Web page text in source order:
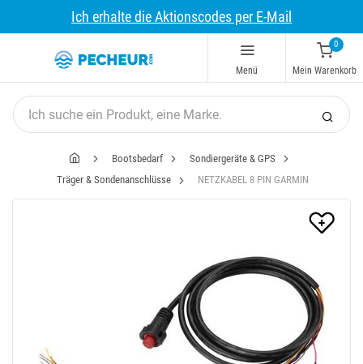
Ich erhalte die Aktionscodes per E-Mail
Menü
0
Mein Warenkorb
Bootsbedarf
Sondiergeräte & GPS
Träger & Sondenanschlüsse
NETZKABEL 8 PIN GARMIN